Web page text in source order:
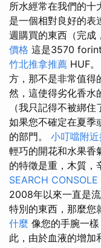
所水經常在我們的十
是一個相對良好的表
週購買的東西（完成
價格 這是3570
竹北推拿推薦 HUF。
方，那不是非常值得
然，這使得劣化香水
（我只記得不被綁
如果您不確定在夏季
的部門。 小叮噹附
輕巧的開花和水果香
的特徵是重，木質，
SEARCH CONSOLE
2008年以來一直是
特別的東西，那麼您
什麼 像您的手腕一
此，由於血液的增加